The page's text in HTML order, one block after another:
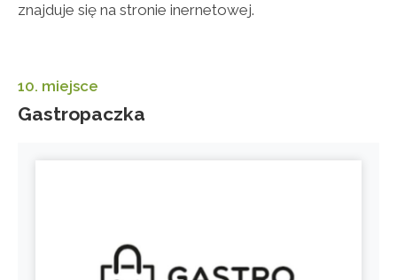
znajduje się na stronie inernetowej.
10. miejsce
Gastropaczka